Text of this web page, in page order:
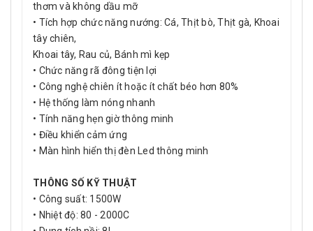
thơm và không dầu mỡ
• Tích hợp chức năng nướng: Cá, Thịt bò, Thịt gà, Khoai
tây chiên,
Khoai tây, Rau củ, Bánh mì kẹp
• Chức năng rã đông tiện lợi
• Công nghệ chiên ít hoặc ít chất béo hơn 80%
• Hệ thống làm nóng nhanh
• Tính năng hẹn giờ thông minh
• Điều khiển cảm ứng
• Màn hình hiển thị đèn Led thông minh
THÔNG SỐ KỸ THUẬT
• Công suất: 1500W
• Nhiệt độ: 80 - 2000C